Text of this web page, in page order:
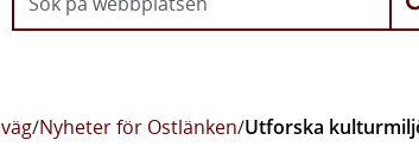
/Nyheter för Ostlänken/Utforska